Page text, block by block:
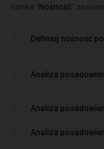
Ramka "Nośność"
Definiuj nośność
Analiza
Analiza
Analiza